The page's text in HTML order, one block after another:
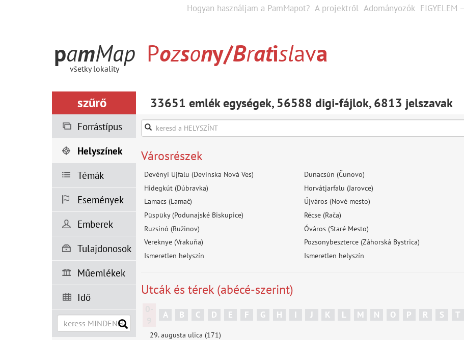
Hogyan használjam a PamMapot? A projektről Adományozók FIGYELEM
pamMap
všetky lokality
Pozsony/Bratislava
szűrő 33651 emlék egységek, 56588 digi-fájlok, 6813 jelszavak
Forrástípus
Helyszínek
Témák
Események
Emberek
Tulajdonosok
Műemlékek
Idő
Városrészek
Devényi Ujfalu (Devínska Nová Ves) Dunacsún (Čunovo)
Hidegkút (Dúbravka)
Horvátjarfalu (Jarovce)
Lamacs (Lamač)
Újváros (Nové mesto)
Püspüky (Podunajské Biskupice)
Récse (Rača)
Ruzsinó (Ružinov)
Óváros (Staré Mesto)
Vereknye (Vrakuňa)
Pozsonybeszterce (Záhorská Bystrica)
Ismeretlen helyszín
Ismeretlen helyszín
Utcák és térek (abécé-szerint)
A B C D E F G H I J K L M N O P R S T
29. augusta ulica (171)